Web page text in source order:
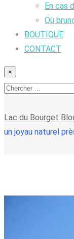
En cas
Où
BOUTIQUE
CONTACT
×
Lac du Bourget
un joyau naturel